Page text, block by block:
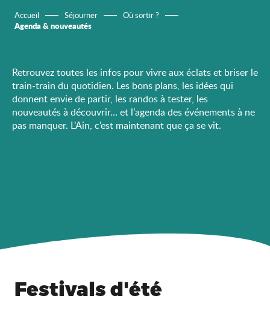
Accueil Séjourner Où sortir ?
Agenda & nouveautés
Retrouvez toutes les infos pour vivre aux éclats et briser le
train-train du quotidien. Les bons plans, les idées qui
donnent envie de partir, les randos à tester, les
nouveautés à découvrir… et l’agenda des événements à ne
pas manquer. L’Ain, c’est maintenant que ça se vit.
Festivals d'été